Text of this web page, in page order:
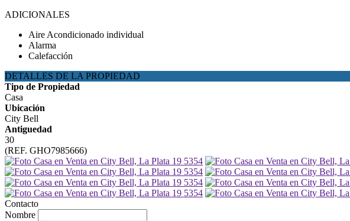
ADICIONALES
Aire Acondicionado individual
Alarma
Calefacción
DETALLES DE LA PROPIEDAD
Tipo de Propiedad
Casa
Ubicación
City Bell
Antiguedad
30
(REF. GHO7985666)
Contacto
Nombre